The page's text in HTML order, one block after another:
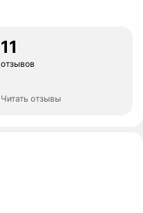
11
отзывов
Читать отзывы